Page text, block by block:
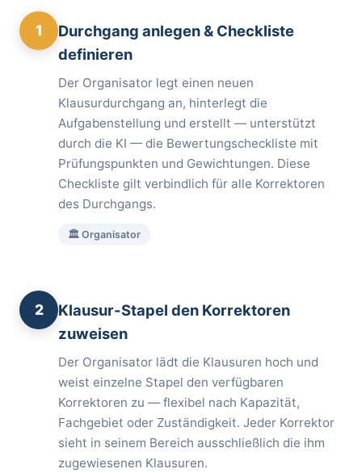
1
Durchgang anlegen & Checkliste
definieren
Der Organisator legt einen neuen
Klausurdurchgang an, hinterlegt die
Aufgabenstellung und erstellt — unterstützt
durch die KI — die Bewertungscheckliste mit
Prüfungspunkten und Gewichtungen. Diese
Checkliste gilt verbindlich für alle Korrektoren
des Durchgangs.
🏛️ Organisator
2
Klausur-Stapel den Korrektoren
zuweisen
Der Organisator lädt die Klausuren hoch und
weist einzelne Stapel den verfügbaren
Korrektoren zu — flexibel nach Kapazität,
Fachgebiet oder Zuständigkeit. Jeder Korrektor
sieht in seinem Bereich ausschließlich die ihm
zugewiesenen Klausuren.